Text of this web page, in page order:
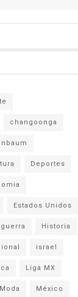
changoonga
Deportes
Estados Unidos
guerra Historia
israel
Liga MX
Moda México